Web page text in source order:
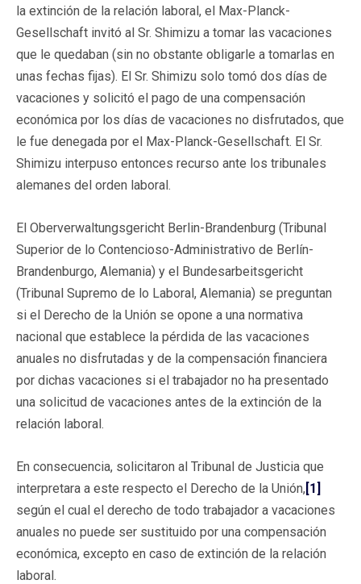
la extinción de la relación laboral, el Max-Planck-
Gesellschaft invitó al Sr. Shimizu a tomar las vacaciones
que le quedaban (sin no obstante obligarle a tomarlas en
unas fechas fijas). El Sr. Shimizu solo tomó dos días de
vacaciones y solicitó el pago de una compensación
económica por los días de vacaciones no disfrutados, que
le fue denegada por el Max-Planck-Gesellschaft. El Sr.
Shimizu interpuso entonces recurso ante los tribunales
alemanes del orden laboral.
El Oberverwaltungsgericht Berlin-Brandenburg (Tribunal
Superior de lo Contencioso-Administrativo de Berlín-
Brandenburgo, Alemania) y el Bundesarbeitsgericht
(Tribunal Supremo de lo Laboral, Alemania) se preguntan
si el Derecho de la Unión se opone a una normativa
nacional que establece la pérdida de las vacaciones
anuales no disfrutadas y de la compensación financiera
por dichas vacaciones si el trabajador no ha presentado
una solicitud de vacaciones antes de la extinción de la
relación laboral.
En consecuencia, solicitaron al Tribunal de Justicia que
interpretara a este respecto el Derecho de la Unión,[1]
según el cual el derecho de todo trabajador a vacaciones
anuales no puede ser sustituido por una compensación
económica, excepto en caso de extinción de la relación
laboral.